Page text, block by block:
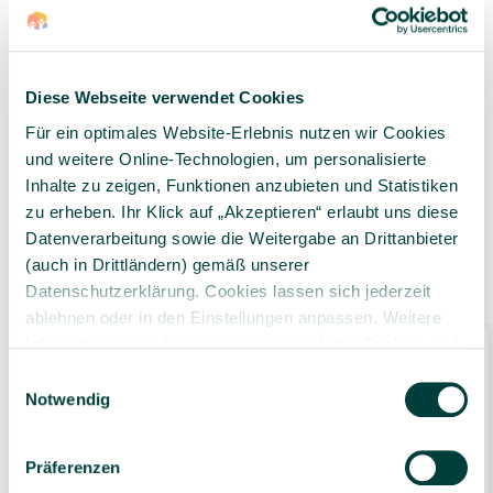
Diese Webseite verwendet Cookies
Für ein optimales Website-Erlebnis nutzen wir Cookies
und weitere Online-Technologien, um personalisierte
Inhalte zu zeigen, Funktionen anzubieten und Statistiken
zu erheben. Ihr Klick auf „Akzeptieren“ erlaubt uns diese
Datenverarbeitung sowie die Weitergabe an Drittanbieter
(auch in Drittländern) gemäß unserer
Datenschutzerklärung. Cookies lassen sich jederzeit
ablehnen oder in den Einstellungen anpassen. Weitere
schutz­erklärung
Notwendig
Präferenzen
Geprüfte Lieferkette
1-3 Werktage Lieferzeit
bei Versand aus dem
eigenen Lager
Zubehör